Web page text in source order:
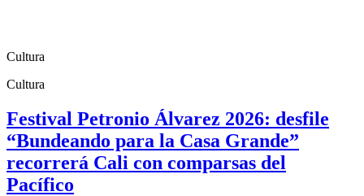
Cultura
Cultura
Festival Petronio Álvarez 2026: desfile
“Bundeando para la Casa Grande”
recorrerá Cali con comparsas del
Pacífico